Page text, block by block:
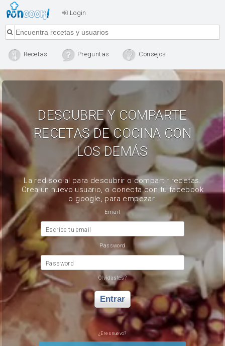
Login
Recetas Preguntas Consejos
DESCUBRE Y COMPARTE
RECETAS DE COCINA CON
LOS DEMÁS
La red social para descubrir o compartir recetas.
Crea un nuevo usuario, o conecta con tu facebook
o google, para empezar.
Email
Escribe tu email
Password
Password
Olvidastes?
Entrar
¿Eres nuevo?